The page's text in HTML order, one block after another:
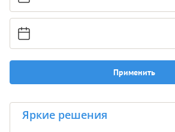
Применить
Яркие решения